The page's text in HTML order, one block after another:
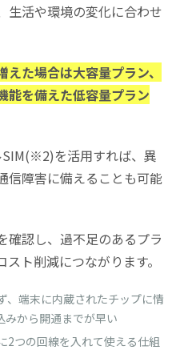
生活や環境の変化に合わせ
た場合は大容量プラン、
能を備えた低容量プラン
を活用すれば、異
信障害に備えることも可能
確認し、過不足のあるプラ
スト削減につながります。
端末に内蔵されたチップに情
みから開通までが早い
つの回線を入れて使える仕組